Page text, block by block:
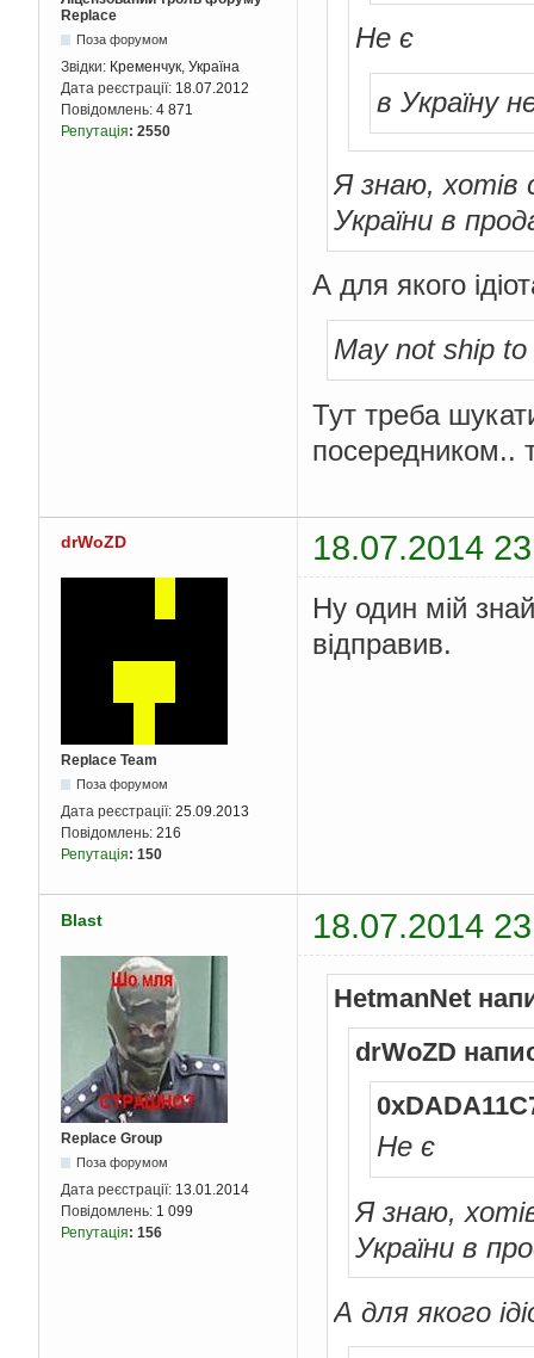
Replace
Поза форумом
Звідки: Кременчук, Україна
Дата реєстрації: 18.07.2012
Повідомлень: 4 871
Репутація: 2550
Не є
в Україну
Я знаю, хотів
України в
А для якого
May not ship
Тут треба
посередником..
drWoZD 18.07.2014
Replace Team
Поза форумом
Дата реєстрації: 25.09.2013
Повідомлень: 216
Репутація: 150
Ну один мій
відправив.
Blast 18.07.2014
Replace Group
Поза форумом
Дата реєстрації: 13.01.2014
Повідомлень: 1 099
Репутація: 156
HetmanNet
drWoZD
Не є
Я знаю,
України в
А для якого